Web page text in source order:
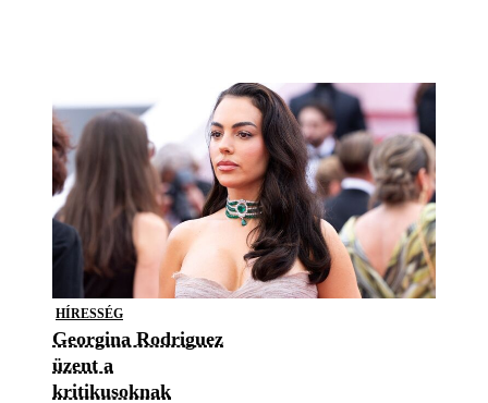
HÍRESSÉG
Georgina Rodriguez
üzent a
kritikusoknak